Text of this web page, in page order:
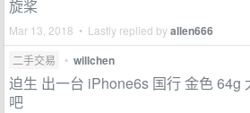
旋桨
Mar 13, 2018 • Lastly replied byallen666
二手交易 • willchen
迫生 出一台 iPhone6s 国行 金色 64g
吧